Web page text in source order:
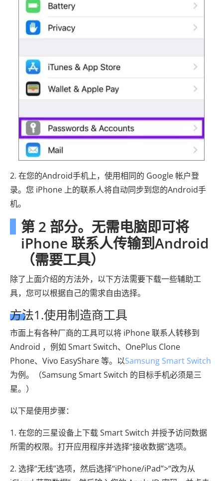
2. 在您的Android手机上，使用相同的 Google 帐户登
录。您 iPhone 上的联系人将自动同步到您的Android手
机。
第 2 部分。无需电脑即可将
iPhone 联系人传输到Android
（需要工具）
除了上面介绍的方法外，以下方法需要下载一些辅助工
具，您可以根据自己的需求自由选择。
方法1.使用制造商工具
市面上有各种厂商的工具可以将 iPhone 联系人转移到
Android ，例如 Smart Switch、OnePlus Clone
Phone、Vivo EasyShare 等。以Samsung Smart Switch
为例。（Samsung Smart Switch 的目标手机必须是三
星。）
以下是使用步骤：
1. 在您的三星设备上下载 Smart Switch 并授予访问数据
所需的权限。打开应用程序并选择“接收数据”选项。
2. 选择“无线”选项，然后选择“iPhone/iPad”>“改为从